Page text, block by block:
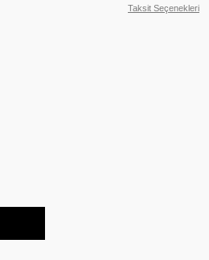
Taksit Seçenekleri